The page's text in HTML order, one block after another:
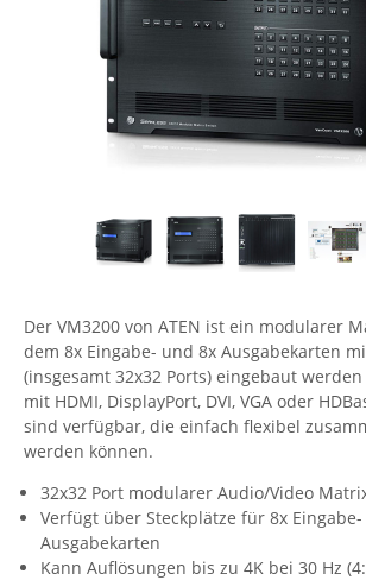
IP, WLAN & GSM Sensorik
Datenlogger
IoT - Internet of Things
Remote I/O
IPC, Industrielle Netzwerktechnik &
Industrielle Netzwerktechnik /
Industrielle Computer
IT Netzwerktechnik / Kommunikation
Sonstige
Comet System
CompleTech
Contemporary Controls
Enginko - mcf88
Gefen
Gude
Guntermann & Drunck
High Sec Labs
HW group
Icron
IEC Lock
Der VM3200 von ATEN ist ein modularer
dem 8x Eingabe- und 8x Ausgabekarten
(insgesamt 32x32 Ports) eingebaut
mit HDMI, DisplayPort, DVI, VGA oder
sind verfügbar, die einfach flexibel
werden können.
32x32 Port modularer Audio/Video
Verfügt über Steckplätze für 8x
Ausgabekarten
Kann Auflösungen bis zu 4K bei 30 Hz